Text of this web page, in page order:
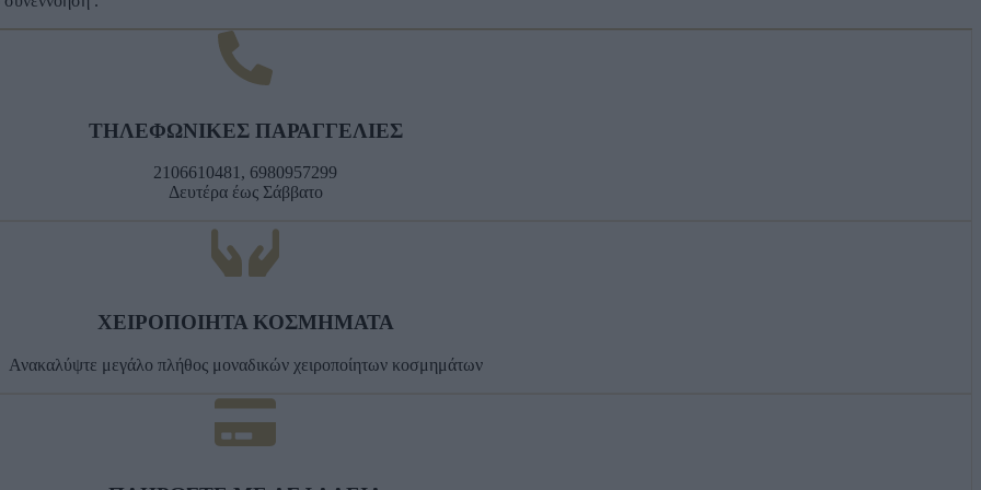
ΤΗΛΕΦΩΝΙΚΕΣ ΠΑΡΑΓΓΕΛΙΕΣ
2106610481, 6980957299
Δευτέρα έως Σάββατο
ΧΕΙΡΟΠΟΙΗΤΑ ΚΟΣΜΗΜΑΤΑ
Ανακαλύψτε μεγάλο πλήθος μοναδικών χειροποίητων κοσμημάτων